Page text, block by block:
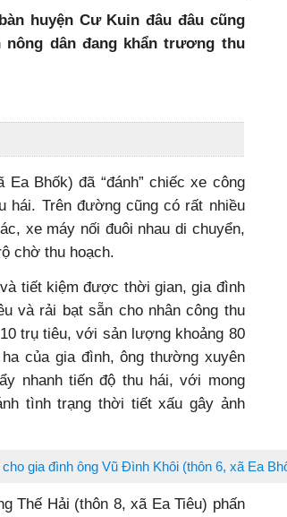
huyện Cư Kuin đâu đâu cũng
dân đang khẩn trương thu
Bhốk) đã “đánh” chiếc xe công
hái. Trên đường cũng có rất nhiều
xe máy nối đuôi nhau di chuyển,
chờ thu hoạch.
tiết kiệm được thời gian, gia đình
và rải bạt sẵn cho nhân công thu
trụ tiêu, với sản lượng khoảng 80
của gia đình, ông thường xuyên
nhanh tiến độ thu hái, với mong
tình trạng thời tiết xấu gây ảnh
gia đình ông Vũ Đình Khôi (thôn 6, xã Ea
Thế Hải (thôn 8, xã Ea Tiêu) phấn